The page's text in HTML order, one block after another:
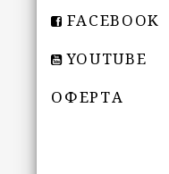
FACEBOOK
YOUTUBE
ОФЕРТА